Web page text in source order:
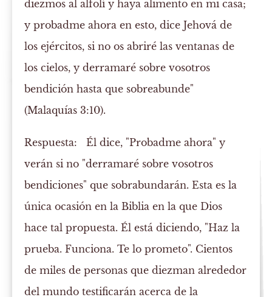
diezmos al alfolí y haya alimento en mi casa;
y probadme ahora en esto, dice Jehová de
los ejércitos, si no os abriré las ventanas de
los cielos, y derramaré sobre vosotros
bendición hasta que sobreabunde"
(Malaquías 3:10).
Respuesta: Él dice, "Probadme ahora" y
verán si no "derramaré sobre vosotros
bendiciones" que sobrabundarán. Esta es la
única ocasión en la Biblia en la que Dios
hace tal propuesta. Él está diciendo, "Haz la
prueba. Funciona. Te lo prometo". Cientos
de miles de personas que diezman alrededor
del mundo testificarán acerca de la